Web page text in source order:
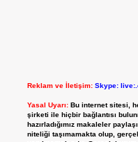
Reklam ve İletişim: Skype:
Yasal Uyarı: Bu internet sitesi,
şirketi ile hiçbir bağlantısı
hazırladığımız makaleler
niteliği taşımamakta olup,